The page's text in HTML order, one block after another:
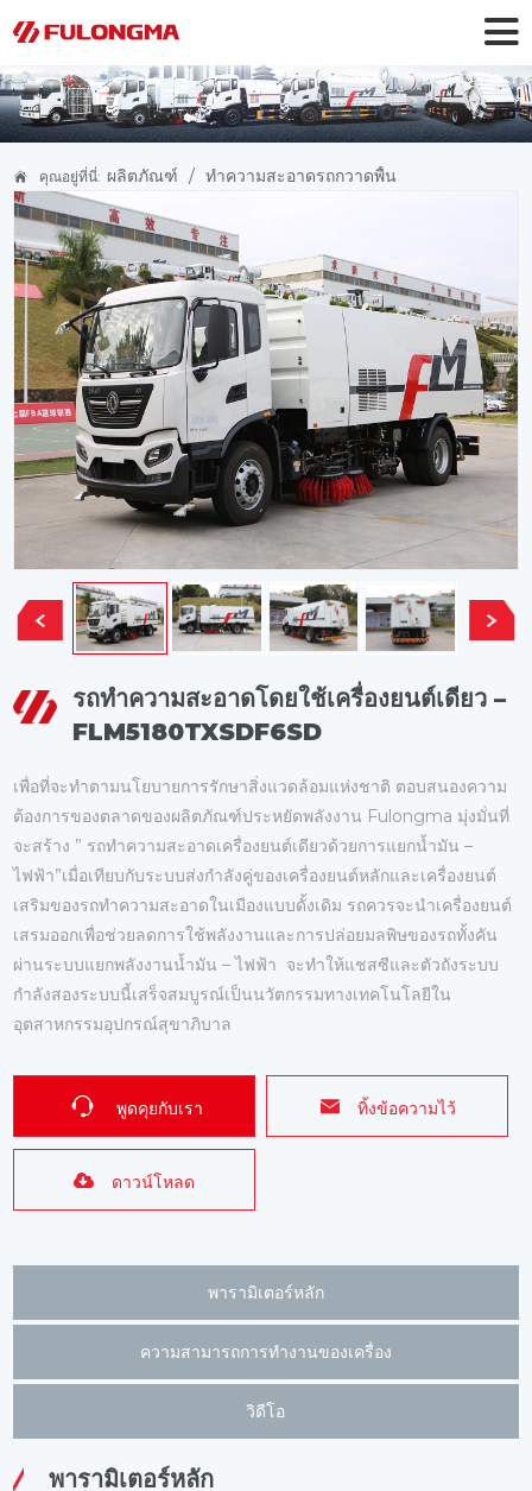
คุณอยู่ที่นี่: ผลิตภัณฑ์ / ทําความสะอาดรถกวาดพื้น
รถทำความสะอาดโดยใช้เครื่องยนต์เดียว –
FLM5180TXSDF6SD
เพื่อที่จะทำตามนโยบายการรักษาสิ่งแวดล้อมแห่งชาติ ตอบสนองความ
ต้องการของตลาดของผลิตภัณฑ์ประหยัดพลังงาน Fulongma มุ่งมั่นที่
จะสร้าง ” รถทำความสะอาดเครื่องยนต์เดียวด้วยการแยกน้ำมัน –
ไฟฟ้า”เมื่อเทียบกับระบบส่งกำลังคู่ของเครื่องยนต์หลักและเครื่องยนต์
เสริมของรถทำความสะอาดในเมืองแบบดั้งเดิม รถควรจะนำเครื่องยนต์
เสรมออกเพื่อช่วยลดการใช้พลังงานและการปล่อยมลพิษของรถทั้งคัน
ผ่านระบบแยกพลังงานน้ำมัน – ไฟฟ้า จะทำให้แชสซีและตัวถังระบบ
กำลังสองระบบนี้เสร็จสมบูรณ์เป็นนวัตกรรมทางเทคโนโลยีใน
อุตสาหกรรมอุปกรณ์สุขาภิบาล
พูดคุยกับเรา ทิ้งข้อความไว้
ดาวน์โหลด
พารามิเตอร์หลัก
ความสามารถการทํางานของเครื่อง
วิดีโอ
พารามิเตอร์หลัก